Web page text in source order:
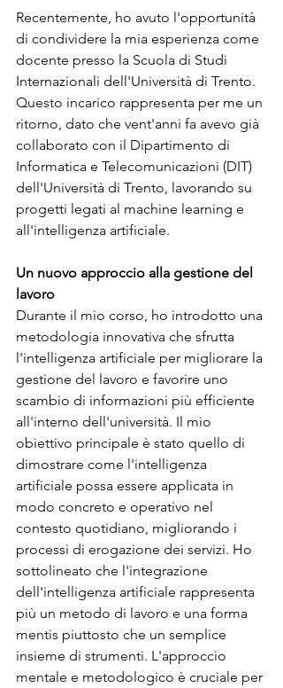
Recentemente, ho avuto l'opportunità
di condividere la mia esperienza come
docente presso la Scuola di Studi
Internazionali dell'Università di Trento.
Questo incarico rappresenta per me un
ritorno, dato che vent'anni fa avevo già
collaborato con il Dipartimento di
Informatica e Telecomunicazioni (DIT)
dell'Università di Trento, lavorando su
progetti legati al machine learning e
all'intelligenza artificiale.
Un nuovo approccio alla gestione del
lavoro
Durante il mio corso, ho introdotto una
metodologia innovativa che sfrutta
l'intelligenza artificiale per migliorare la
gestione del lavoro e favorire uno
scambio di informazioni più efficiente
all'interno dell'università. Il mio
obiettivo principale è stato quello di
dimostrare come l'intelligenza
artificiale possa essere applicata in
modo concreto e operativo nel
contesto quotidiano, migliorando i
processi di erogazione dei servizi. Ho
sottolineato che l'integrazione
dell'intelligenza artificiale rappresenta
più un metodo di lavoro e una forma
mentis piuttosto che un semplice
insieme di strumenti. L'approccio
mentale e metodologico è cruciale per